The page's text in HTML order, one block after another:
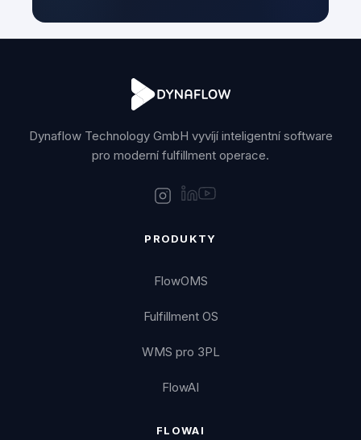
Dynaflow Technology GmbH vyvíjí inteligentní software
pro moderní fulfillment operace.
PRODUKTY
FlowOMS
Fulfillment OS
WMS pro 3PL
FlowAI
FLOWAI